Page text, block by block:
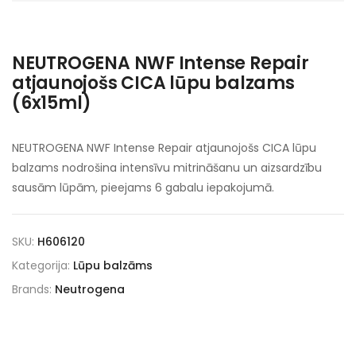
NEUTROGENA NWF Intense Repair
atjaunojošs CICA lūpu balzams
(6x15ml)
NEUTROGENA NWF Intense Repair atjaunojošs CICA lūpu
balzams nodrošina intensīvu mitrināšanu un aizsardzību
sausām lūpām, pieejams 6 gabalu iepakojumā.
SKU: H606120
Kategorija: Lūpu balzāms
Brands: Neutrogena